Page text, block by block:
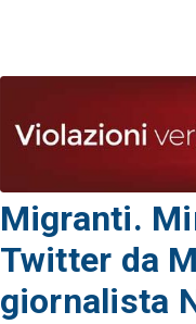
Migranti.
Twitter da
giornalista